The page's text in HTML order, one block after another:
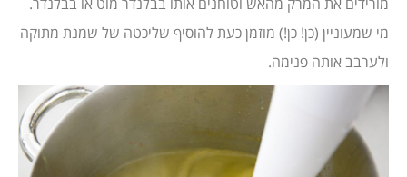
מי שמעוניין (כן! כן!) מוזמן כעת להוסיף שליכטה של שמנת מתוקה
ולערבב אותה פנימה.